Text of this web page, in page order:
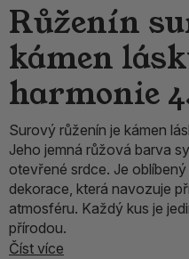
Růženín
kámen
harmonie
Surový růženín je kámen
Jeho jemná růžová barva
otevřené srdce. Je
dekorace, která navozuje
atmosféru. Každý kus je
přírodou.
Číst více